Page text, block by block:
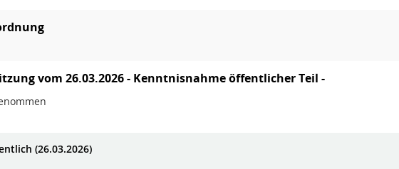
vom 26.03.2026 - Kenntnisnahme öffentlicher Teil -
(26.03.2026)